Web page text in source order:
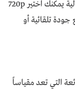
تلقائية أو
التي تعد مقياساً